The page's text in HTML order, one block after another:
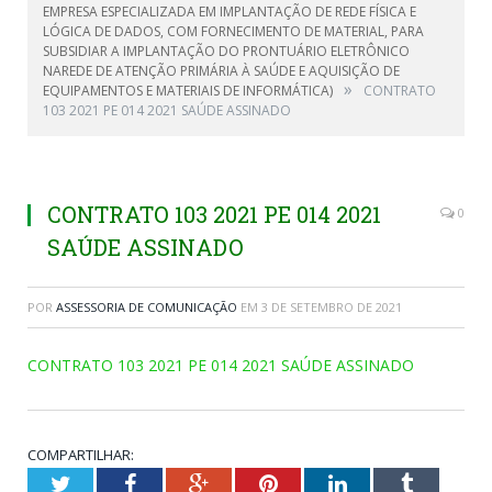
EMPRESA ESPECIALIZADA EM IMPLANTAÇÃO DE REDE FÍSICA E
LÓGICA DE DADOS, COM FORNECIMENTO DE MATERIAL, PARA
SUBSIDIAR A IMPLANTAÇÃO DO PRONTUÁRIO ELETRÔNICO
NAREDE DE ATENÇÃO PRIMÁRIA À SAÚDE E AQUISIÇÃO DE
EQUIPAMENTOS E MATERIAIS DE INFORMÁTICA) »
CONTRATO
103 2021 PE 014 2021 SAÚDE ASSINADO
CONTRATO 103 2021 PE 014 2021
SAÚDE ASSINADO
0
POR ASSESSORIA DE COMUNICAÇÃO EM 3 DE SETEMBRO DE 2021
CONTRATO 103 2021 PE 014 2021 SAÚDE ASSINADO
COMPARTILHAR:
TwitterFacebookGoogle+PinterestLinkedInTumblr